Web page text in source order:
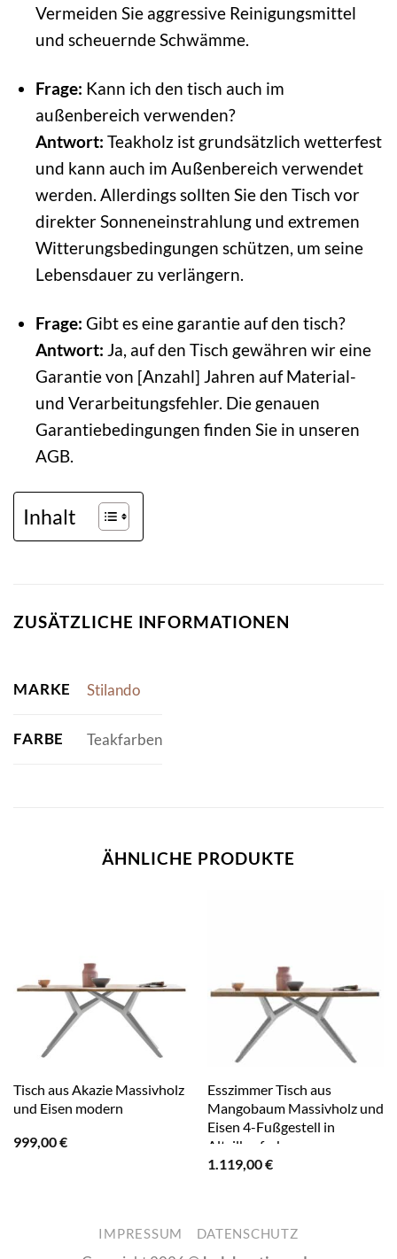
Vermeiden Sie aggressive Reinigungsmittel
und scheuernde Schwämme.
Frage: Kann ich den tisch auch im
außenbereich verwenden?
Antwort: Teakholz ist grundsätzlich wetterfest
und kann auch im Außenbereich verwendet
werden. Allerdings sollten Sie den Tisch vor
direkter Sonneneinstrahlung und extremen
Witterungsbedingungen schützen, um seine
Lebensdauer zu verlängern.
Frage: Gibt es eine garantie auf den tisch?
Antwort: Ja, auf den Tisch gewähren wir eine
Garantie von [Anzahl] Jahren auf Material-
und Verarbeitungsfehler. Die genauen
Garantiebedingungen finden Sie in unseren
AGB.
Inhalt
ZUSÄTZLICHE INFORMATIONEN
MARKE Stilando
FARBE Teakfarben
ÄHNLICHE PRODUKTE
Tisch aus Akazie Massivholz
und Eisen modern
999,00€
Esszimmer Tisch aus
Mangobaum Massivholz und
Eisen 4-Fußgestell in
Altsilberfarben
1.119,00€
IMPRESSUM DATENSCHUTZ